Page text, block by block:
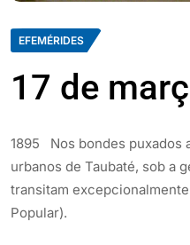
EFEMÉRIDES
17 de
1895 Nos bondes puxados
urbanos de Taubaté, sob a
transitam
Popular).